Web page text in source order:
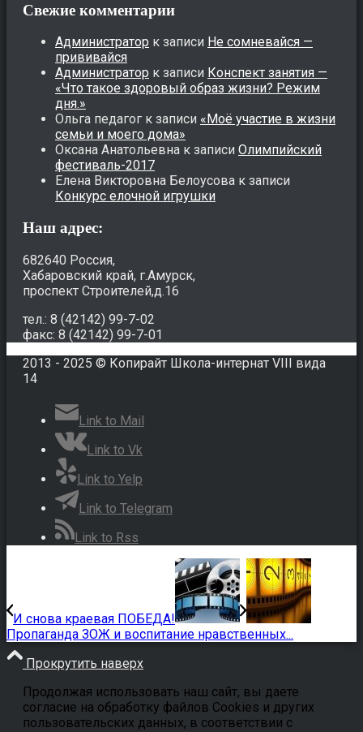
Свежие комментарии
Администратор к записи Не сомневайся —
прививайся
Администратор к записи Конспект занятия —
«Что такое здоровый образ жизни? Режим
дня.»
Ольга педагог к записи «Моё участие в жизни
семьи и моего дома»
Оксана Анатольевна к записи Олимпийский
фестиваль-2017
Елена Викторовна Белоусова к записи
Конкурс елочной игрушки
Наш адрес:
682640 Россия,
Хабаровский край, г.Амурск,
проспект Строителей,д.16
тел.: 8 (42142) 99-7-02
факс: 8 (42142) 99-7-01
2013 - 2025 © Копирайт Школа-интернат VIII вида
14
Link to Mail
Link to Vk
Link to Yelp
Link to Telegram
Link to Rss
И снова краевая ПОБЕДА!
Пропаганда ЗОЖ и воспитание нравственных...
Прокрутить наверх
Продолжая использовать наш сайт, вы даете
согласие на обработку файлов Cookies и других
пользовательских данных, в соответствии с